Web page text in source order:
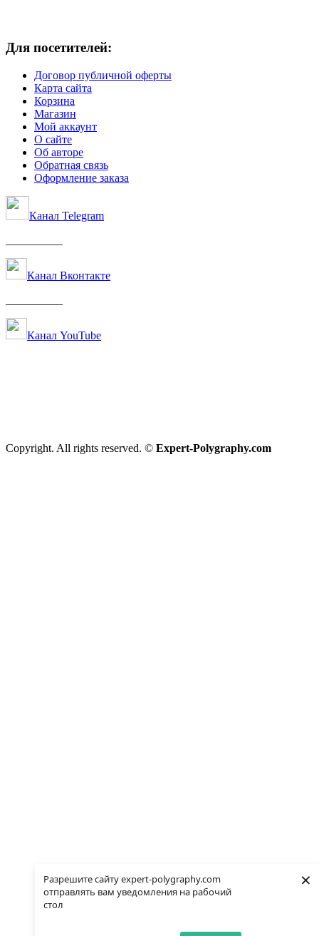
Разрешите сайту expert-polygraphy.com
отправлять вам уведомления на рабочий
стол
×
Для посетителей:
Договор публичной оферты
Карта сайта
Корзина
Магазин
Мой аккаунт
О сайте
Об авторе
Обратная связь
Оформление заказа
Канал Telegram
Канал Вконтакте
Канал YouTube
Copyright. All rights reserved. © Expert-Polygraphy.com